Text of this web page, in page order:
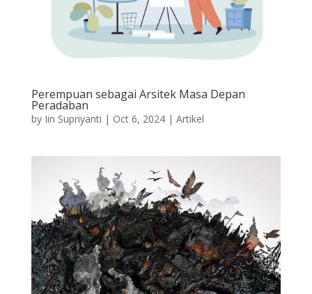
Perempuan sebagai Arsitek Masa Depan
Peradaban
by Iin Supriyanti | Oct 6, 2024| Artikel